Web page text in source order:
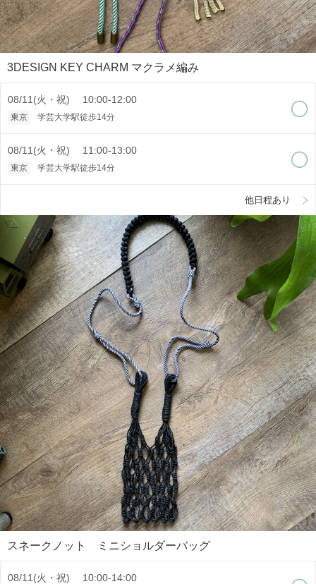
3DESIGN KEY CHARM マクラメ編み
08/11(火・祝) 10:00-12:00
東京 学芸大学駅徒歩14分
08/11(火・祝) 11:00-13:00
東京 学芸大学駅徒歩14分
他日程あり
スネークノット ミニショルダーバッグ
08/11(火・祝) 10:00-14:00